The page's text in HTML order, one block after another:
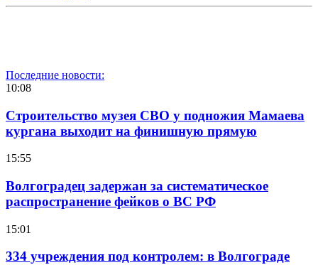
Последние новости:
10:08
Строительство музея СВО у подножия Мамаева
кургана выходит на финишную прямую
15:55
Волгоградец задержан за систематическое
распространение фейков о ВС РФ
15:01
334 учреждения под контролем: в Волгограде